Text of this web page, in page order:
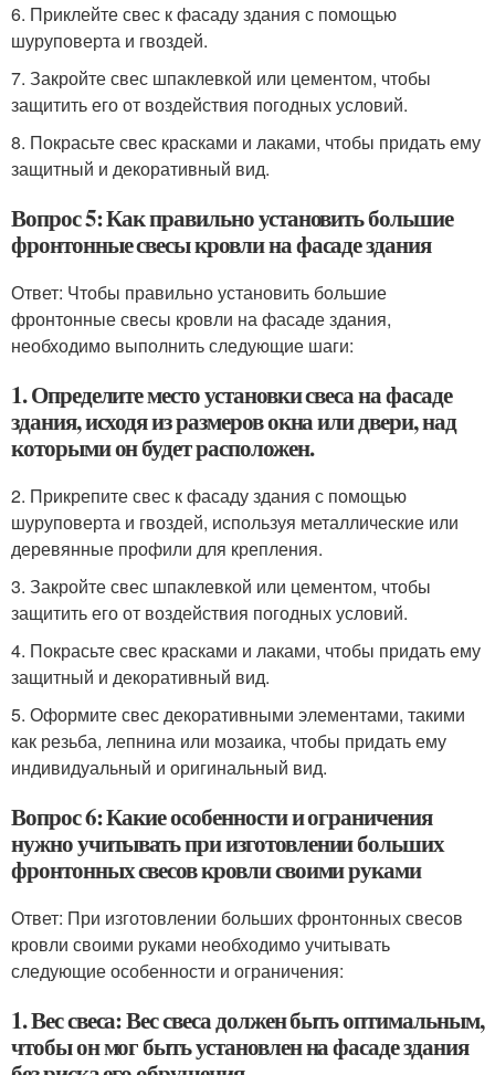
6. Приклейте свес к фасаду здания с помощью
шуруповерта и гвоздей.
7. Закройте свес шпаклевкой или цементом, чтобы
защитить его от воздействия погодных условий.
8. Покрасьте свес красками и лаками, чтобы придать ему
защитный и декоративный вид.
Вопрос 5: Как правильно установить большие
фронтонные свесы кровли на фасаде здания
Ответ: Чтобы правильно установить большие
фронтонные свесы кровли на фасаде здания,
необходимо выполнить следующие шаги:
1. Определите место установки свеса на фасаде
здания, исходя из размеров окна или двери, над
которыми он будет расположен.
2. Прикрепите свес к фасаду здания с помощью
шуруповерта и гвоздей, используя металлические или
деревянные профили для крепления.
3. Закройте свес шпаклевкой или цементом, чтобы
защитить его от воздействия погодных условий.
4. Покрасьте свес красками и лаками, чтобы придать ему
защитный и декоративный вид.
5. Оформите свес декоративными элементами, такими
как резьба, лепнина или мозаика, чтобы придать ему
индивидуальный и оригинальный вид.
Вопрос 6: Какие особенности и ограничения
нужно учитывать при изготовлении больших
фронтонных свесов кровли своими руками
Ответ: При изготовлении больших фронтонных свесов
кровли своими руками необходимо учитывать
следующие особенности и ограничения:
1. Вес свеса: Вес свеса должен быть оптимальным,
чтобы он мог быть установлен на фасаде здания